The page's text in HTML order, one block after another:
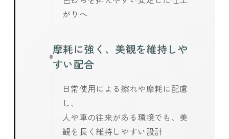
がりへ
摩耗に強く、美観を維持しや
すい配合
日常使用による擦れや摩耗に配慮
し、
人や車の往来がある環境でも、美
観を長く維持しやすい設計